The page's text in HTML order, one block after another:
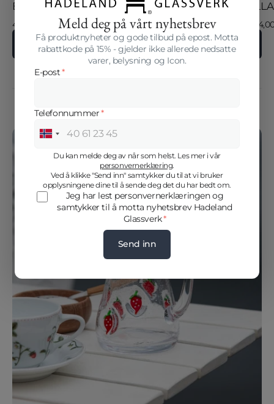
Meld deg på vårt nyhetsbrev
Få produktnyheter og gode tilbud på epost. Motta
rabattkode på 15% - gjelder ikke allerede nedsatte
varer, belysning og Icon.
E-post*
Telefonnummer*
Norway
Du kan melde deg av når som helst. Les mer i vår
personvernerklæring.
Ved å klikke "Send inn" samtykker du til at vi bruker
opplysningene dine til å sende deg det du har bedt om.
Jeg har lest personvernerklæringen og
samtykker til å motta nyhetsbrev Hadeland
Glassverk*
Send inn
Se alle tilbud
ELLA VASE 22 CM KAKAO
Salgspris
414,00 kr
Vanlig
pris
690,00 kr
Vanlig
pris
Innlogging kreves
Logg inn på kontoen din for å legge til produkter i
Logg inn